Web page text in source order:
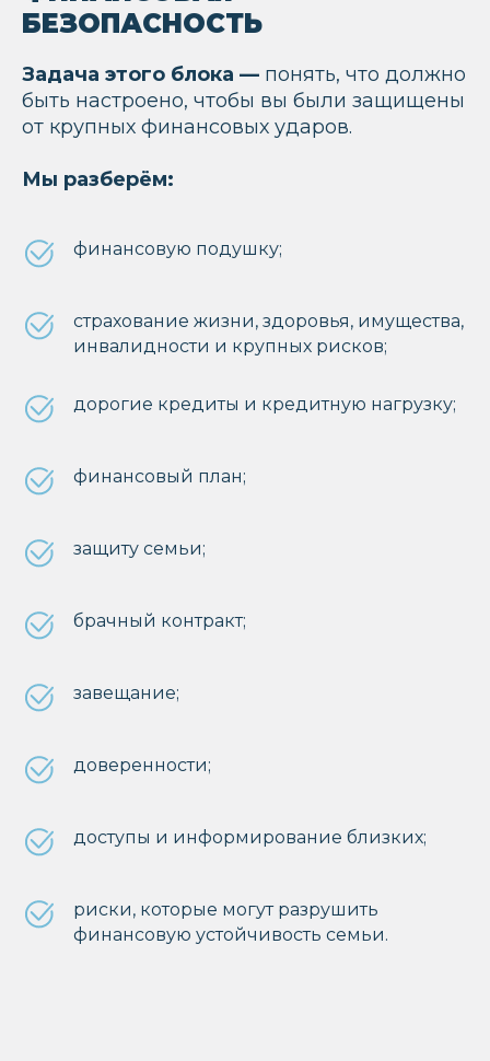
БЕЗОПАСНОСТЬ
Задача этого блока — понять, что должно
быть настроено, чтобы вы были защищены
от крупных финансовых ударов.
Мы разберём:
финансовую подушку;
страхование жизни, здоровья, имущества,
инвалидности и крупных рисков;
дорогие кредиты и кредитную нагрузку;
финансовый план;
защиту семьи;
брачный контракт;
завещание;
доверенности;
доступы и информирование близких;
риски, которые могут разрушить
финансовую устойчивость семьи.
ФИНАНСОВАЯ ГРАМОТНОСТЬ
хотя бы один пункт — подушку,
страхование, инвестиции, пенсию,
месяцев или за год можно
полностью настроить свою
ПОСЛЕ ЛЕКЦИИ
СМОЖЕТЕ